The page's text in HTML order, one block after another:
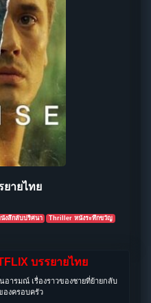
ยายไทย
งลึกลับปริศนา
Thriller หนังระทึกขวัญ
บรรยายไทย
อารมณ์ เรื่องราวของชายที่ย้ายกลับ
องครอบครัว